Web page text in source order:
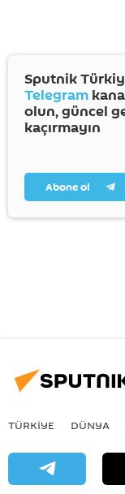
Sputnik
Telegram
olun, güncel
kaçırmayın
Abone ol
TÜRKIYE DÜNYA